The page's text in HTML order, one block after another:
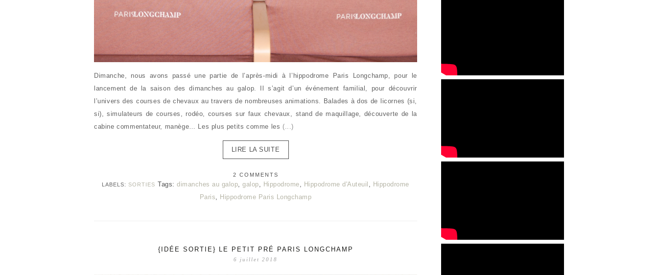
Dimanche, nous avons passé une partie de l’après-midi à l’hippodrome Paris Longchamp, pour le
lancement de la saison des dimanches au galop. Il s’agit d’un événement familial, pour découvrir
l’univers des courses de chevaux au travers de nombreuses animations. Balades à dos de licornes (si,
si), simulateurs de courses, rodéo, courses sur faux chevaux, stand de maquillage, découverte de la
cabine commentateur, manège… Les plus petits comme les (...)
LIRE LA SUITE
2 COMMENTS
LABELS:SORTIES Tags:dimanches au galop,galop, Hippodrome, Hippodrome d'Auteuil , Hippodrome
Paris, Hippodrome Paris Longchamp
{IDÉE SORTIE} LE PETIT PRÉ PARIS LONGCHAMP
6 juillet 2018